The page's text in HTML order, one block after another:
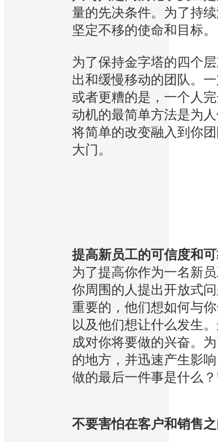
量的先决条件。为了持
坚定不移的使命和目标。
为了保持金字塔的四个
出和缓慢移动的团队。
或者更糟的是，一个人
动机的最简单方法是为
将简单的改变融入到你
大门。
提高新员工的可信度和
为了提高你作为一名新
你周围的人提出开放式
重要的，他们想如何与
以及他们想让什么发生
成对你将要做的兴奋。
的地方，并迅速产生影
做的最后一件事是什么
不要害怕在客户和销售